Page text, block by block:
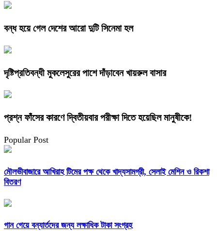
বন্ধ হয়ে গেল দেশের আরো দুটি সিনেমা হল
দৃষ্টিপ্রতিবন্ধী মুকলেসুরের পাশে দাঁড়াবেন খায়রুল বাসার
প্রশ্ন ফাঁসের কারণে দ্বিতীয়বার পরীক্ষা দিতে হয়েছিল মানুষীকে!
Popular Post
মৌলভীবাজারে আখিরাহ টিমের পক্ষ থেকে খাদ্যসামগ্রী, সেলাই মেশিন ও রিকশা
বিতরণ
গান গেয়ে বন্যার্তদের জন্য লক্ষাধিক টাকা সংগ্রহ